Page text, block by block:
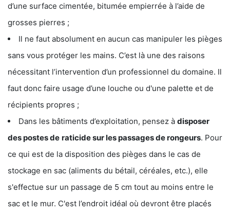
d’une surface cimentée, bitumée empierrée à l’aide de
grosses pierres ;
Il ne faut absolument en aucun cas manipuler les pièges
sans vous protéger les mains. C’est là une des raisons
nécessitant l’intervention d’un professionnel du domaine. Il
faut donc faire usage d’une louche ou d'une palette et de
récipients propres ;
Dans les bâtiments d’exploitation, pensez à disposer
des postes de raticide sur les passages de rongeurs. Pour
ce qui est de la disposition des pièges dans le cas de
stockage en sac (aliments du bétail, céréales, etc.), elle
s'effectue sur un passage de 5 cm tout au moins entre le
sac et le mur. C'est l’endroit idéal où devront être placés